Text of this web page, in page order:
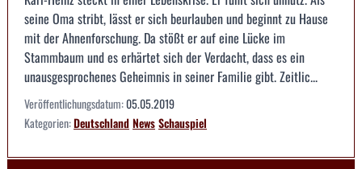
seine Oma stribt, lässt er sich beurlauben und beginnt zu Hause
mit der Ahnenforschung. Da stößt er auf eine Lücke im
Stammbaum und es erhärtet sich der Verdacht, dass es ein
unausgesprochenes Geheimnis in seiner Familie gibt. Zeitlic...
Veröffentlichungsdatum:05.05.2019
Kategorien:DeutschlandNewsSchauspiel